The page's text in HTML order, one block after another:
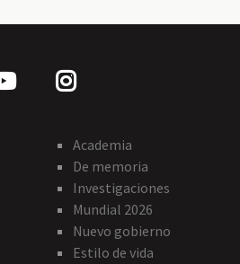
Academia
De memoria
Investigaciones
Mundial 2026
Nuevo gobierno
Estilo de vida